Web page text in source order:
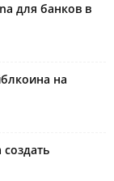
для банков в
на